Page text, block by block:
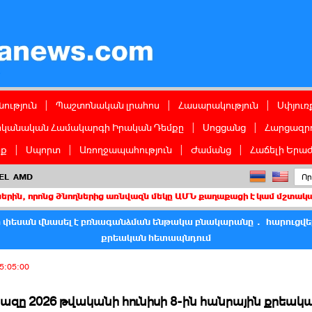
Պաշտոնական լրահոս Հասարակություն
Համակարգի Իրական Դեմքը Սոցցանց
Սպորտ Առողջապահություն Ժամանց Հաճելի
AMD
առնվազն մեկը ԱՄՆ քաղաքացի է կամ մշտական բնակիչ
փեսան վնասել է բռնագանձման ենթակա բնակարանը․
քրեական հետապնդում
2026 թվականի հունիսի 8-ին հանրային